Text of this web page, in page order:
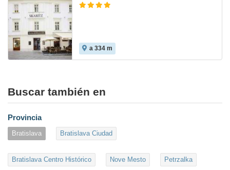
a 334 m
Buscar también en
Provincia
Bratislava Bratislava Ciudad
Bratislava Centro Histórico Nove Mesto Petrzalka